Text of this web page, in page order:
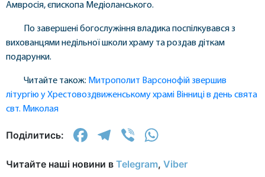
Амвросія, єпископа Медіоланського.
По завершені богослужіння владика поспілкувався з
вихованцями недільної школи храму та роздав діткам
подарунки.
Читайте також: Митрополит Варсонофій звершив
літургію у Хрестовоздвиженському храмі Вінниці в день свята
свт. Миколая
Поділитись: Facebook
Telegram
Viber
Читайте наші новини в Telegram, Viber